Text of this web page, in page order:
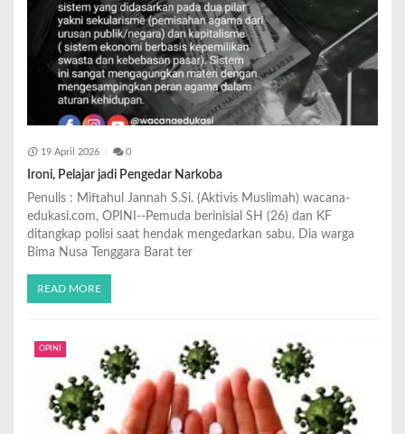
19 April 2026 0
Ironi, Pelajar jadi Pengedar Narkoba
Penulis : Miftahul Jannah S.Si. (Aktivis Muslimah) wacana-
edukasi.com, OPINI--Pemuda berinisial SH (26) dan KF
ditangkap polisi saat hendak mengedarkan sabu. Dia warga
Bima Nusa Tenggara Barat ter
READ MORE
OPINI